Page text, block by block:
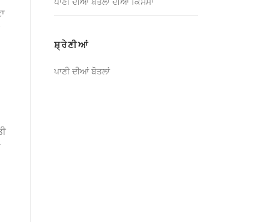
ਸ਼੍ਰੇਣੀਆਂ
ਪਾਣੀ ਦੀਆਂ ਬੋਤਲਾਂ